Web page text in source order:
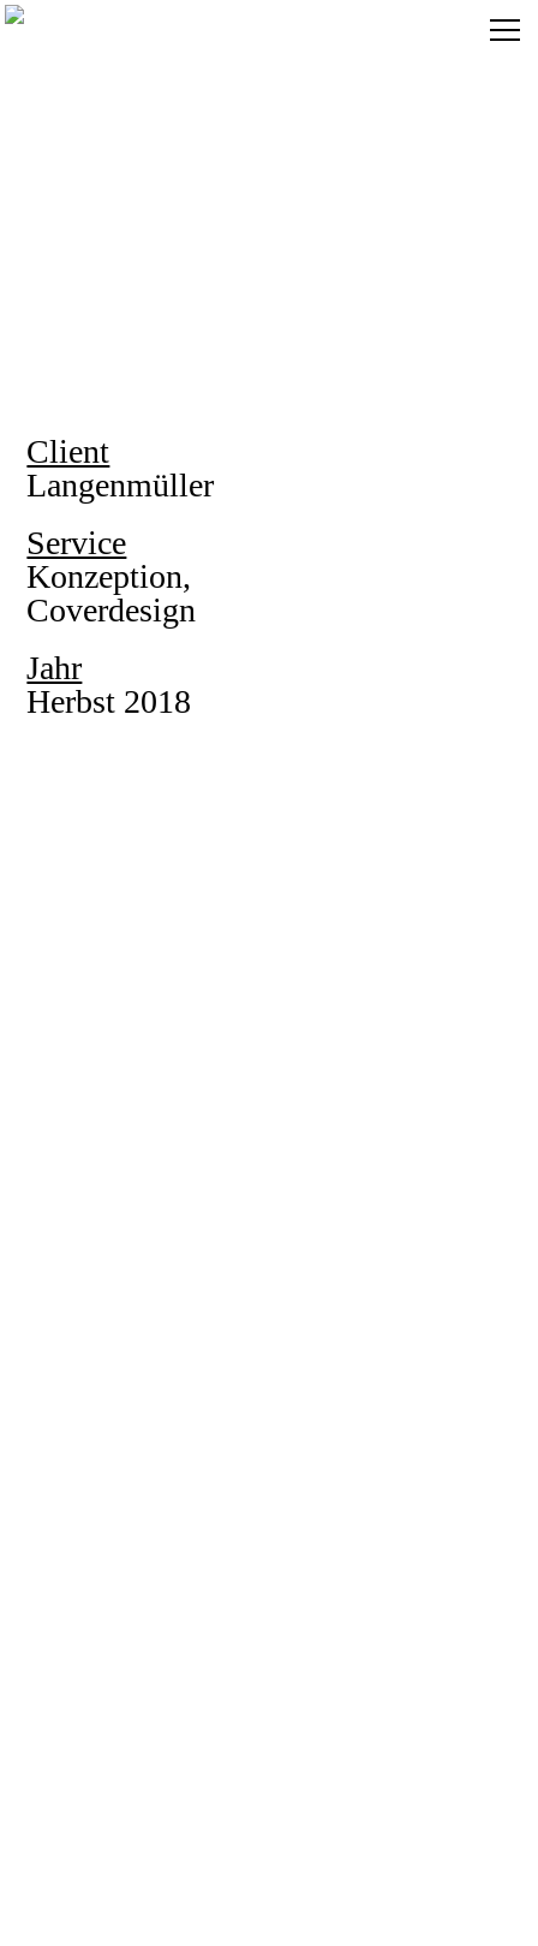
Client
Langenmüller
Service
Konzeption,
Coverdesign
Jahr
Herbst 2018